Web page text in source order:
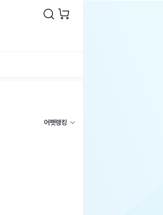
어펫랭킹